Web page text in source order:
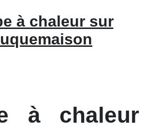
à chaleur sur
à chaleur